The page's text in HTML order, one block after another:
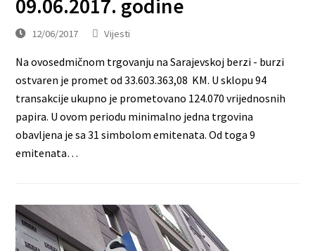
09.06.2017. godine
12/06/2017 Vijesti
Na ovosedmičnom trgovanju na Sarajevskoj berzi - burzi
ostvaren je promet od 33.603.363,08 KM. U sklopu 94
transakcije ukupno je prometovano 124.070 vrijednosnih
papira. U ovom periodu minimalno jedna trgovina
obavljena je sa 31 simbolom emitenata. Od toga 9
emitenata…